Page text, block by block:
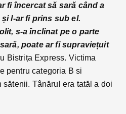
fi încercat să sară când a
l-ar fi prins sub el.
s-a înclinat pe o parte
poate ar fi supraviețuit
Bistrița Express. Victima
pentru categoria B si
Tânărul era tatăl a doi